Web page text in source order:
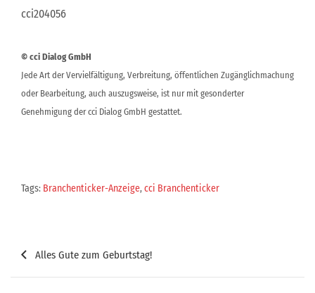
cci204056
© cci Dialog GmbH
Jede Art der Vervielfältigung, Verbreitung, öffentlichen Zugänglichmachung
oder Bearbeitung, auch auszugsweise, ist nur mit gesonderter
Genehmigung der cci Dialog GmbH gestattet.
Tags: Branchenticker-Anzeige,cci Branchenticker
Beitragsnavigation
Alles Gute zum Geburtstag!